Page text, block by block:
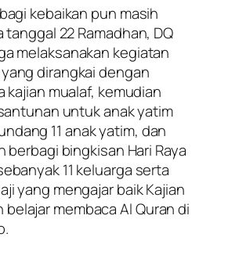
kebaikan pun masih
tanggal 22 Ramadhan, DQ
melaksanakan kegiatan
dirangkai dengan
kajian mualaf, kemudian
untuk anak yatim
11 anak yatim, dan
berbagi bingkisan Hari Raya
11 keluarga serta
yang mengajar baik Kajian
belajar membaca Al Quran di